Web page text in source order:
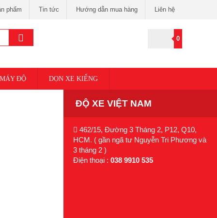
phẩm Tin tức Hướng dẫn mua hàng Liên hệ
0
ĐỘ DỌN XE KIỂNG
ĐỘ XE VIỆT NAM
462/15, Đường 3 Tháng 2, P12, Q10,
HCM. ( gần ngã tư Nguyễn Tri Phương và
3 tháng 2 )
Điện thoại : 038 9910 535